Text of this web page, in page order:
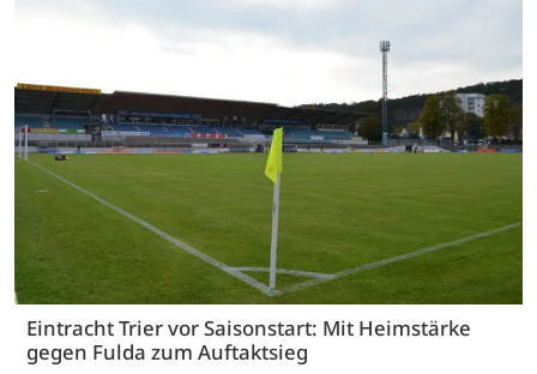
Eintracht Trier vor Saisonstart: Mit Heimstärke
gegen Fulda zum Auftaktsieg